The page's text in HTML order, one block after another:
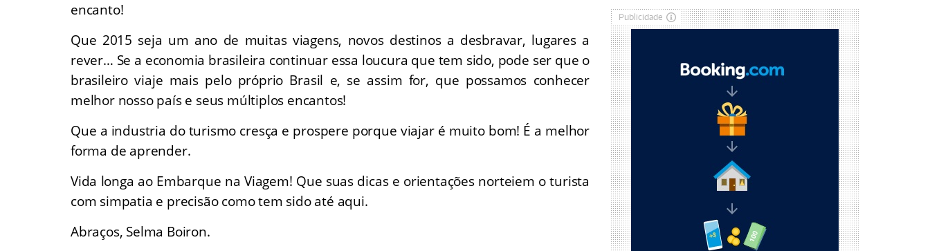
encanto!
Que 2015 seja um ano de muitas viagens, novos destinos a desbravar, lugares a
rever… Se a economia brasileira continuar essa loucura que tem sido, pode ser que o
brasileiro viaje mais pelo próprio Brasil e, se assim for, que possamos conhecer
melhor nosso país e seus múltiplos encantos!
Que a industria do turismo cresça e prospere porque viajar é muito bom! É a melhor
forma de aprender.
Vida longa ao Embarque na Viagem! Que suas dicas e orientações norteiem o turista
com simpatia e precisão como tem sido até aqui.
Abraços, Selma Boiron.
Publicidade